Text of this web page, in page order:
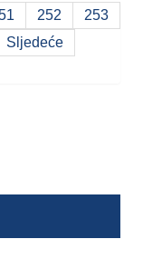
252
253
Sljedeće